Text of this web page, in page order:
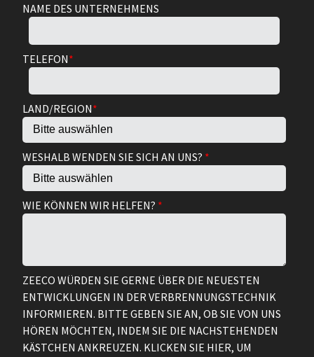
NAME DES UNTERNEHMENS
TELEFON*
LAND/REGION*
WESHALB WENDEN SIE SICH AN UNS? *
WIE KÖNNEN WIR HELFEN? *
ZEECO WÜRDEN SIE GERNE ÜBER DIE NEUESTEN
ENTWICKLUNGEN IN DER VERBRENNUNGSTECHNIK
INFORMIEREN. BITTE GEBEN SIE AN, OB SIE VON UNS
HÖREN MÖCHTEN, INDEM SIE DIE NACHSTEHENDEN
KÄSTCHEN ANKREUZEN. KLICKEN SIE HIER, UM